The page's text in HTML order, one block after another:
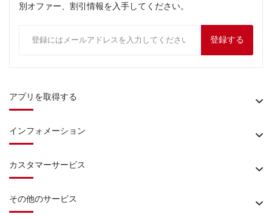
別オファー、割引情報を入手してください。
登録する
アプリを取得する
インフォメーション
カスタマーサービス
その他のサービス